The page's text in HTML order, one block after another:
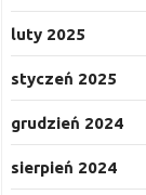
luty 2025
styczeń 2025
grudzień 2024
sierpień 2024